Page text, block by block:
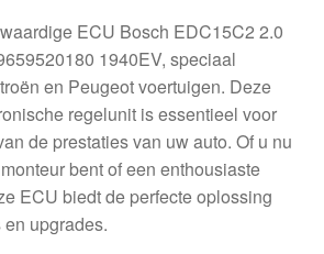
ECU Bosch EDC15C2 2.0
1940EV, speciaal
en Peugeot voertuigen. Deze
regelunit is essentieel voor
de prestaties van uw auto. Of u nu
bent of een enthousiaste
ECU biedt de perfecte oplossing
upgrades.